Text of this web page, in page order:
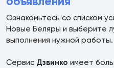
Ознакомьтесь со списком
Новые Беляры и выберите
выполнения нужной работы.
Сервис Дзвинко имеет